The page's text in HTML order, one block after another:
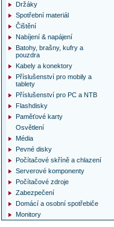
Držáky
Spotřební materiál
Čištění
Nabíjení & napájení
Batohy, brašny, kufry a
pouzdra
Kabely a konektory
Příslušenství pro mobily a
tablety
Příslušenství pro PC a NTB
Flashdisky
Paměťové karty
Osvětlení
Média
Pevné disky
Počítačové skříně a chlazení
Serverové komponenty
Počítačové zdroje
Zabezpečení
Domácí a osobní spotřebiče
Monitory